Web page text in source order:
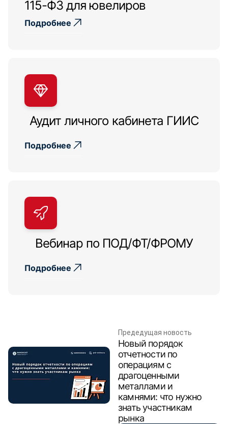
115-ФЗ для ювелиров
Подробнее
Аудит личного кабинета ГИИС
Подробнее
Вебинар по ПОД/ФТ/ФРОМУ
Подробнее
Предедущая новость
Новый порядок
отчетности по
операциям с
драгоценными
металлами и
камнями: что нужно
знать участникам
рынка